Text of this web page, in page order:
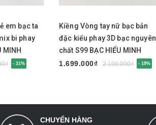
em bạc ta
bi phay
MINH
- 31%
Kiềng Vòng tay nữ bạc bản
đặc kiểu phay 3D bạc nguyên
chất S99 BẠC HIỂU MINH
LTU675
1.699.000₫ 2.100.000₫ - 19%
CHUYỂN HÀNG